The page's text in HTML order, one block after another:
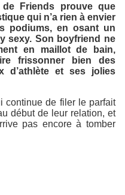
de
Friends prouve que
qui n’a rien à envier
podiums, en osant un
sexy. Son boyfriend ne
en maillot de bain,
frissonner bien des
d’athlète et ses jolies
continue de filer le parfait
début de leur relation, et
pas encore à tomber